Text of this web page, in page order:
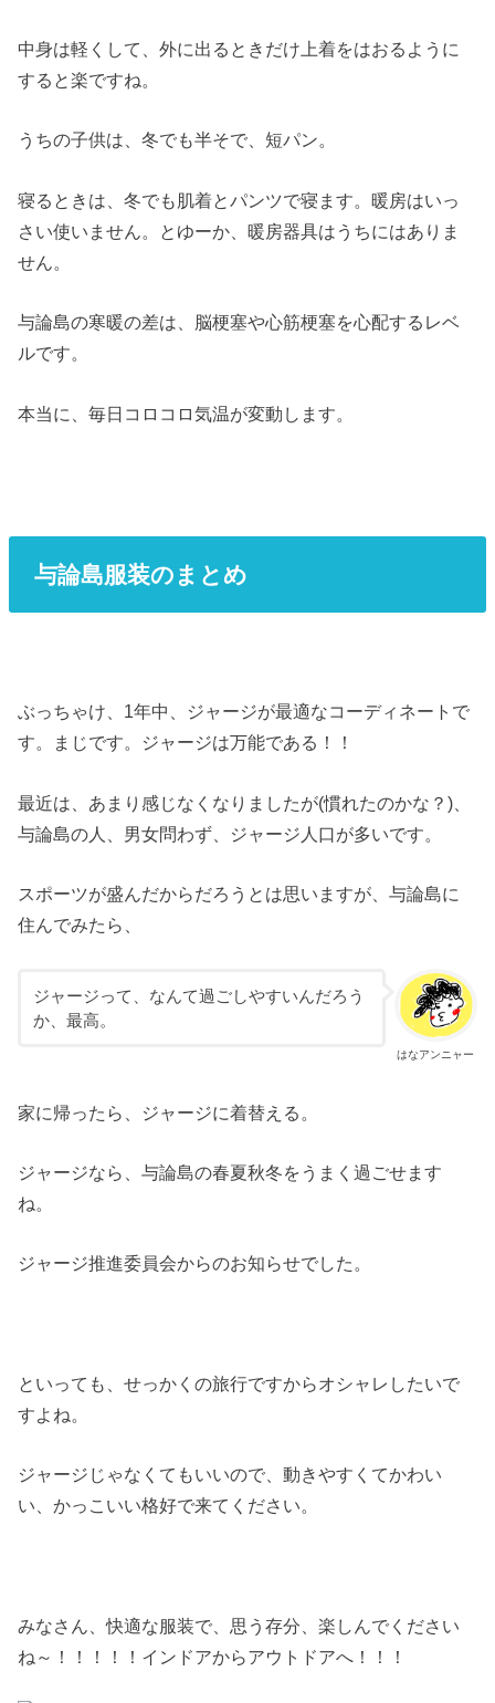
中身は軽くして、外に出るときだけ上着をはおるように
すると楽ですね。
うちの子供は、冬でも半そで、短パン。
寝るときは、冬でも肌着とパンツで寝ます。暖房はいっ
さい使いません。とゆーか、暖房器具はうちにはありま
せん。
与論島の寒暖の差は、脳梗塞や心筋梗塞を心配するレベ
ルです。
本当に、毎日コロコロ気温が変動します。
与論島服装のまとめ
ぶっちゃけ、1年中、ジャージが最適なコーディネートで
す。まじです。ジャージは万能である！！
最近は、あまり感じなくなりましたが(慣れたのかな？)、
与論島の人、男女問わず、ジャージ人口が多いです。
スポーツが盛んだからだろうとは思いますが、与論島に
住んでみたら、
はなアンニャー
ジャージって、なんて過ごしやすいんだろう
か、最高。
家に帰ったら、ジャージに着替える。
ジャージなら、与論島の春夏秋冬をうまく過ごせます
ね。
ジャージ推進委員会からのお知らせでした。
といっても、せっかくの旅行ですからオシャレしたいで
すよね。
ジャージじゃなくてもいいので、動きやすくてかわい
い、かっこいい格好で来てください。
みなさん、快適な服装で、思う存分、楽しんでください
ね～！！！！！インドアからアウトドアへ！！！